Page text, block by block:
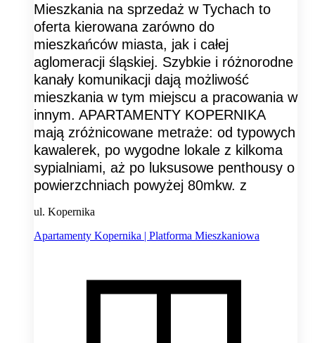
Mieszkania na sprzedaż w Tychach to
oferta kierowana zarówno do
mieszkańców miasta, jak i całej
aglomeracji śląskiej. Szybkie i różnorodne
kanały komunikacji dają możliwość
mieszkania w tym miejscu a pracowania w
innym. APARTAMENTY KOPERNIKA
mają zróżnicowane metraże: od typowych
kawalerek, po wygodne lokale z kilkoma
sypialniami, aż po luksusowe penthousy o
powierzchniach powyżej 80mkw. z
ul. Kopernika
Apartamenty Kopernika | Platforma Mieszkaniowa